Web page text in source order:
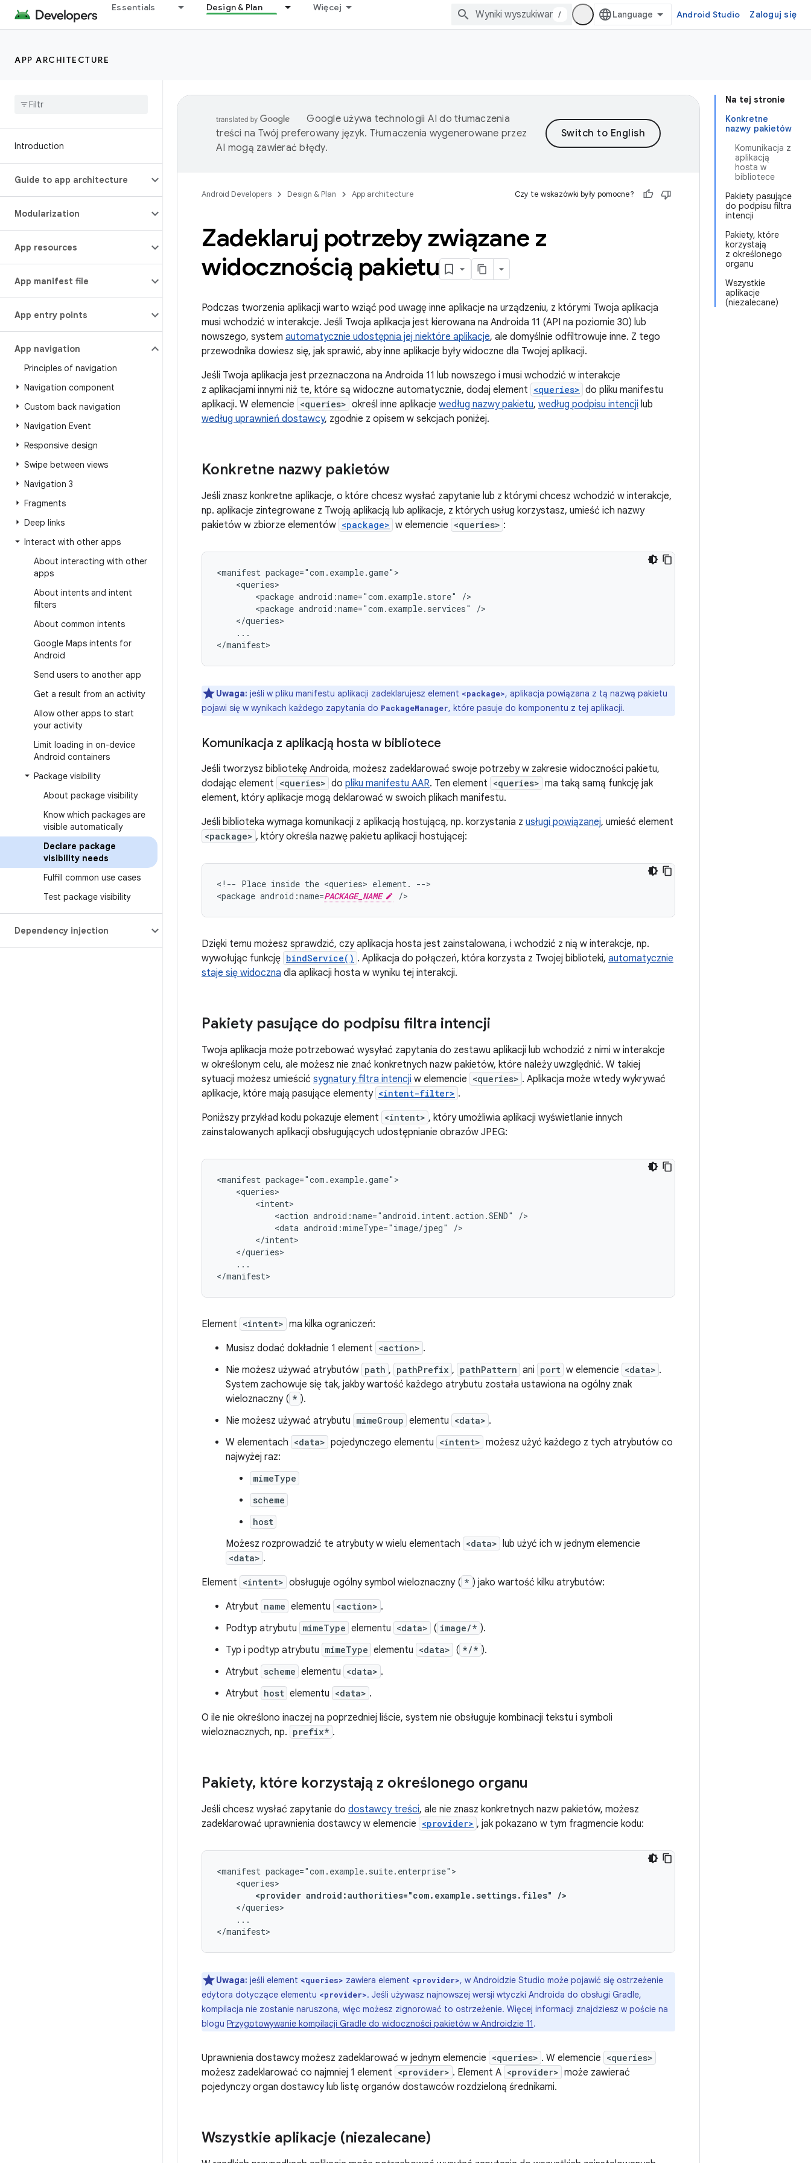
Essentials Design & Plan Więcej
/ Android Studio Zaloguj się
APP ARCHITECTURE
Introduction
Guide to app architecture
Modularization
App resources
App manifest file
App entry points
App navigation
Principles of navigation
Navigation component
Custom back navigation
Navigation Event
Responsive design
Swipe between views
Navigation 3
Fragments
Deep links
Interact with other apps
About interacting with other
apps
About intents and intent
filters
About common intents
Google Maps intents for
Android
Send users to another app
Get a result from an activity
Allow other apps to start
your activity
Limit loading in on-device
Android containers
Package visibility
About package visibility
Know which packages are
visible automatically
Declare package
visibility needs
Fulfill common use cases
Test package visibility
Dependency injection
Na tej stronie
Konkretne
nazwy pakietów
Komunikacja z
aplikacją
hosta w
bibliotece
Pakiety pasujące
do podpisu filtra
intencji
Pakiety, które
korzystają
z określonego
organu
Wszystkie
aplikacje
(niezalecane)
Google używa technologii AI do tłumaczenia
treści na Twój preferowany język. Tłumaczenia wygenerowane przez
AI mogą zawierać błędy.
Android Developers Design & Plan App architecture Czy te wskazówki były pomocne?
Zadeklaruj potrzeby związane z
widocznością pakietu
Podczas tworzenia aplikacji warto wziąć pod uwagę inne aplikacje na urządzeniu, z którymi Twoja aplikacja
musi wchodzić w interakcje. Jeśli Twoja aplikacja jest kierowana na Androida 11 (API na poziomie 30) lub
nowszego, system automatycznie udostępnia jej niektóre aplikacje, ale domyślnie odfiltrowuje inne. Z tego
przewodnika dowiesz się, jak sprawić, aby inne aplikacje były widoczne dla Twojej aplikacji.
Jeśli Twoja aplikacja jest przeznaczona na Androida 11 lub nowszego i musi wchodzić w interakcje
z aplikacjami innymi niż te, które są widoczne automatycznie, dodaj element <queries> do pliku manifestu
aplikacji. W elemencie <queries> określ inne aplikacje według nazwy pakietu, według podpisu intencji lub
według uprawnień dostawcy, zgodnie z opisem w sekcjach poniżej.
Konkretne nazwy pakietów
Jeśli znasz konkretne aplikacje, o które chcesz wysłać zapytanie lub z którymi chcesz wchodzić w interakcje,
np. aplikacje zintegrowane z Twoją aplikacją lub aplikacje, z których usług korzystasz, umieść ich nazwy
pakietów w zbiorze elementów <package> w elemencie <queries> :
<manifest
<package android:name="com.example.store"
<package android:name="com.example.services"
...
</manifest>
Uwaga: jeśli w pliku manifestu aplikacji zadeklarujesz element <package>, aplikacja powiązana z tą nazwą pakietu
pojawi się w wynikach każdego zapytania do PackageManager, które pasuje do komponentu z tej aplikacji.
Komunikacja z aplikacją hosta w bibliotece
Jeśli tworzysz bibliotekę Androida, możesz zadeklarować swoje potrzeby w zakresie widoczności pakietu,
dodając element <queries> do pliku manifestu AAR. Ten element <queries> ma taką samą funkcję jak
element, który aplikacje mogą deklarować w swoich plikach manifestu.
Jeśli biblioteka wymaga komunikacji z aplikacją hostującą, np. korzystania z usługi powiązanej, umieść element
<package> , który określa nazwę pakietu aplikacji hostującej:
<!-- Place inside the <queries> element.
-->
<package android:name=PACKAGE_NAME />
Dzięki temu możesz sprawdzić, czy aplikacja hosta jest zainstalowana, i wchodzić z nią w interakcje, np.
wywołując funkcję bindService() . Aplikacja do połączeń, która korzysta z Twojej biblioteki, automatycznie
staje się widoczna dla aplikacji hosta w wyniku tej interakcji.
Pakiety pasujące do podpisu filtra intencji
Twoja aplikacja może potrzebować wysyłać zapytania do zestawu aplikacji lub wchodzić z nimi w interakcje
w określonym celu, ale możesz nie znać konkretnych nazw pakietów, które należy uwzględnić. W takiej
sytuacji możesz umieścić sygnatury filtra intencji w elemencie <queries> . Aplikacja może wtedy wykrywać
aplikacje, które mają pasujące elementy <intent-filter> .
Poniższy przykład kodu pokazuje element <intent> , który umożliwia aplikacji wyświetlanie innych
zainstalowanych aplikacji obsługujących udostępnianie obrazów JPEG:
<manifest
<action android:name="android.intent.action.SEND"
<data android:mimeType="image/jpeg"
...
</manifest>
Element <intent> ma kilka ograniczeń:
Musisz dodać dokładnie 1 element <action> .
Nie możesz używać atrybutów path , pathPrefix , pathPattern ani port w elemencie <data> .
System zachowuje się tak, jakby wartość każdego atrybutu została ustawiona na ogólny znak
wieloznaczny ( * ).
Nie możesz używać atrybutu mimeGroup elementu <data> .
W elementach <data> pojedynczego elementu <intent> możesz użyć każdego z tych atrybutów co
najwyżej raz:
mimeType
scheme
host
Możesz rozprowadzić te atrybuty w wielu elementach <data> lub użyć ich w jednym elemencie
<data> .
Element <intent> obsługuje ogólny symbol wieloznaczny ( * ) jako wartość kilku atrybutów:
Atrybut name elementu <action> .
Podtyp atrybutu mimeType elementu <data> ( image/* ).
Typ i podtyp atrybutu mimeType elementu <data> ( */* ).
Atrybut scheme elementu <data> .
Atrybut host elementu <data> .
O ile nie określono inaczej na poprzedniej liście, system nie obsługuje kombinacji tekstu i symboli
wieloznacznych, np. prefix* .
Pakiety, które korzystają z określonego organu
Jeśli chcesz wysłać zapytanie do dostawcy treści, ale nie znasz konkretnych nazw pakietów, możesz
zadeklarować uprawnienia dostawcy w elemencie <provider> , jak pokazano w tym fragmencie kodu:
<manifest
<provider android:authorities="com.example.settings.files" />
...
</manifest>
Uwaga: jeśli element <queries> zawiera element <provider>, w Androidzie Studio może pojawić się ostrzeżenie
edytora dotyczące elementu <provider>. Jeśli używasz najnowszej wersji wtyczki Androida do obsługi Gradle,
kompilacja nie zostanie naruszona, więc możesz zignorować to ostrzeżenie. Więcej informacji znajdziesz w poście na
blogu Przygotowywanie kompilacji Gradle do widoczności pakietów w Androidzie 11.
Uprawnienia dostawcy możesz zadeklarować w jednym elemencie <queries> . W elemencie <queries>
możesz zadeklarować co najmniej 1 element <provider> . Element A <provider> może zawierać
pojedynczy organ dostawcy lub listę organów dostawców rozdzieloną średnikami.
Wszystkie aplikacje (niezalecane)